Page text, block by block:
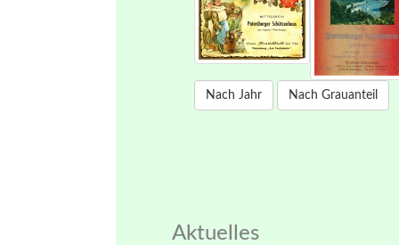
Nach Jahr Nach Grauanteil
Aktuelles